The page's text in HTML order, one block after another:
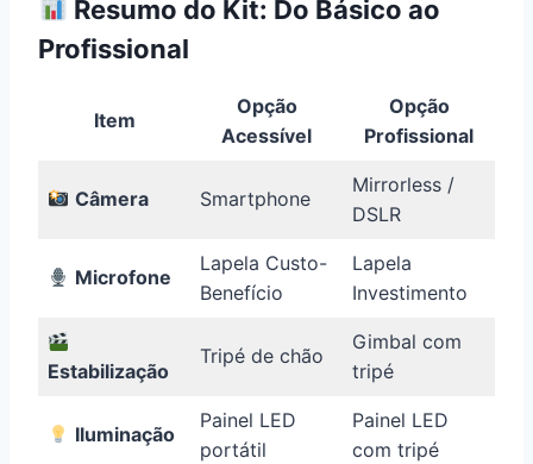
Resumo do Kit: Do Básico ao
Profissional
Item
Opção
Acessível
Opção
Profissional
Câmera Smartphone
Mirrorless /
DSLR
Microfone
Lapela Custo-
Benefício
Lapela
Investimento
Estabilização
Tripé de chão
Gimbal com
tripé
Iluminação
Painel LED
portátil
Painel LED
com tripé